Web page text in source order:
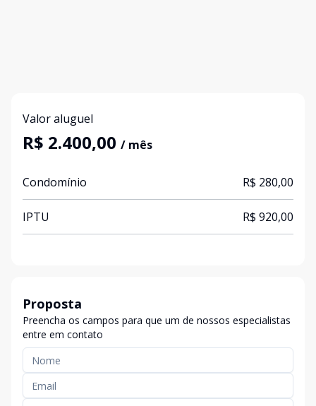
Valor aluguel
R$ 2.400,00 / mês
Condomínio R$ 280,00
IPTU R$ 920,00
Proposta
Preencha os campos para que um de nossos especialistas
entre em contato